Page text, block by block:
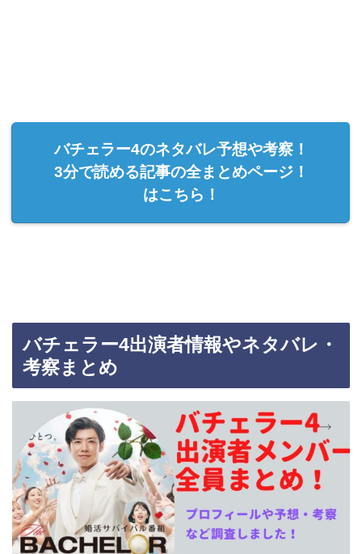
バチェラー4のネタバレ予想や考察！
3分で読める記事の全まとめページ！
はこちら！
バチェラー4出演者情報やネタバレ・
考察まとめ